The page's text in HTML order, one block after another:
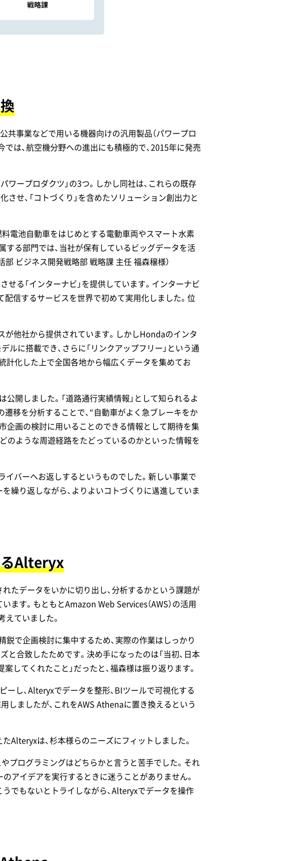
共事業などで用いる機器向けの汎用製品（パワープロ
では、航空機分野への進出にも積極的で、2015年に発売
ワープロダクツ」の3つ。しかし同社は、これらの既存
せ、「コトづくり」を含めたソリューション創出力と
料電池自動車をはじめとする電動車両やスマート水素
る部門では、当社が保有しているビッグデータを活
ビジネス開発戦略部 戦略課 主任 福森穣様）
る「インターナビ」を提供しています。インターナビ
信するサービスを世界で初めて実用化しました。位
が他社から提供されています。しかしHondaのインタ
に搭載でき、さらに「リンクアップフリー」という通
計化した上で全国各地から幅広くデータを集めてお
開しました。「道路通行実績情報」として知られるよ
移を分析することで、“自動車がよく急ブレーキをか
企画の検討に用いることのできる情報として期待を集
のような周遊経路をたどっているのかといった情報を
イバーへお返しするというものでした。新しい事業で
繰り返しながら、よりよいコトづくりに邁進していま
るAlteryx
たデータをいかに切り出し、分析するかという課題が
ます。もともとAmazon Web Services（AWS）の活用
ていました。
で企画検討に集中するため、実際の作業はしっかり
合致したためです。決め手になったのは「当初、日本
してくれたこと」だったと、福森様は振り返ります。
し、Alteryxでデータを整形、BIツールで可視化する
しましたが、これをAWS Athenaに置き換えるという
Alteryxは、杉本様らのニーズにフィットしました。
プログラミングはどちらかと言うと苦手でした。それ
アイデアを実行するときに迷うことがありません。
でもないとトライしながら、Alteryxでデータを操作